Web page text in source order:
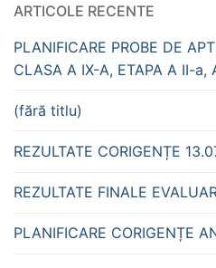
ARTICOLE RECENTE
PLANIFICARE PROBE DE
CLASA A IX-A, ETAPA A II-
(fără titlu)
REZULTATE CORIGENȚE
REZULTATE FINALE
PLANIFICARE CORIGENȚE